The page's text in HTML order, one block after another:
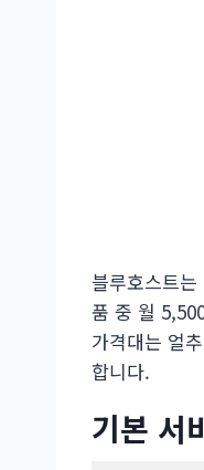
블루호스트
품 중 월
가격대는 얼
합니다.
기본 서